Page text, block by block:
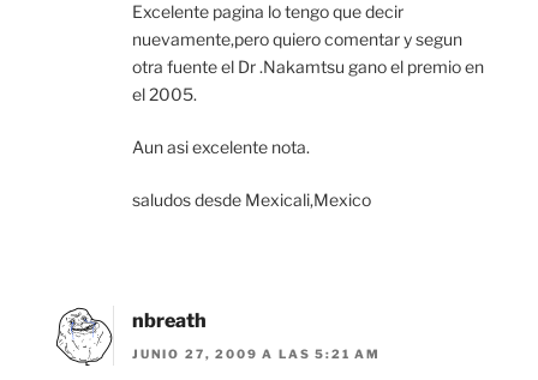
Excelente pagina lo tengo que decir
nuevamente,pero quiero comentar y segun
otra fuente el Dr .Nakamtsu gano el premio en
el 2005.
Aun asi excelente nota.
saludos desde Mexicali,Mexico
nbreath
JUNIO 27, 2009 A LAS 5:21 AM